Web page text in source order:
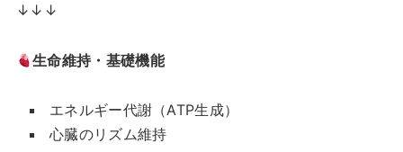
↓↓↓
生命維持・基礎機能
エネルギー代謝（ATP生成）
心臓のリズム維持